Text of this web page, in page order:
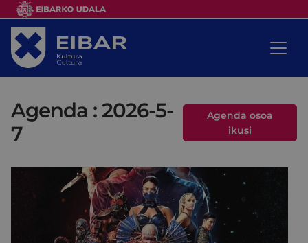
Agenda : 2026-5-
7
Agenda osoa
ikusi